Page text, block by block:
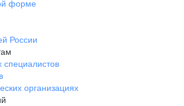
форме
России
организациях